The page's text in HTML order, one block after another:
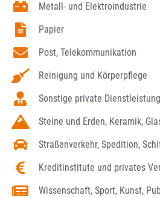
Metall- und Elektroindustrie
Papier
Post, Telekommunikation
Reinigung und Körperpflege
Sonstige private
Steine und Erden, Keramik,
Straßenverkehr, Spedition,
Kreditinstitute und privates
Wissenschaft, Sport, Kunst,